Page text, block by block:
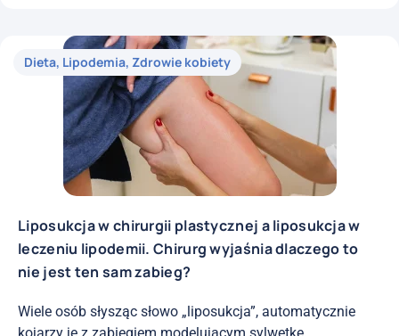
Dieta, Lipodemia, Zdrowie kobiety
Liposukcja w chirurgii plastycznej a liposukcja w
leczeniu lipodemii. Chirurg wyjaśnia dlaczego to
nie jest ten sam zabieg?
Wiele osób słysząc słowo „liposukcja”, automatycznie
kojarzy je z zabiegiem modelującym sylwetkę.